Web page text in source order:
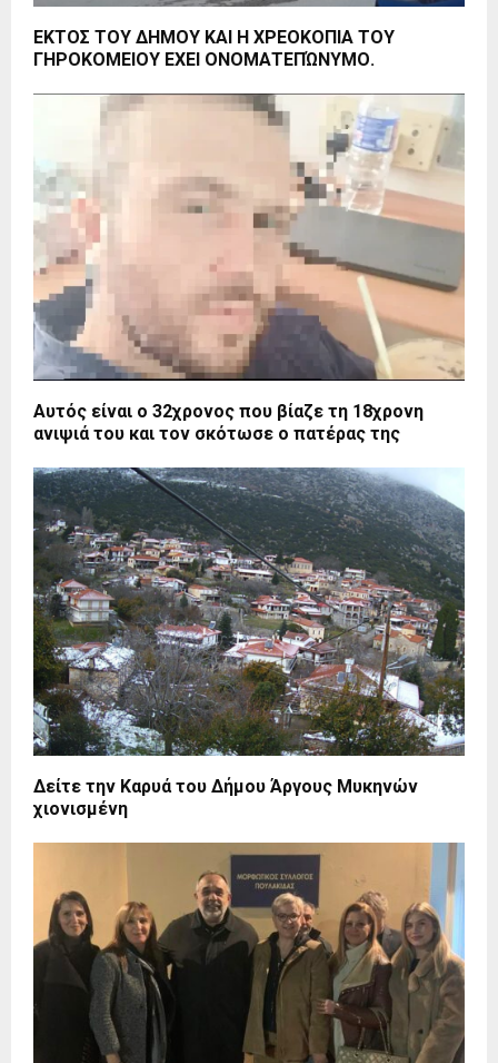
ΕΚΤΟΣ ΤΟΥ ΔΗΜΟΥ ΚΑΙ Η ΧΡΕΟΚΟΠΙΑ ΤΟΥ
ΓΗΡΟΚΟΜΕΙΟΥ ΕΧΕΙ ΟΝΟΜΑΤΕΠΏΝΥΜΟ.
Αυτός είναι ο 32χρονος που βίαζε τη 18χρονη
ανιψιά του και τον σκότωσε ο πατέρας της
Δείτε την Καρυά του Δήμου Άργους Μυκηνών
χιονισμένη